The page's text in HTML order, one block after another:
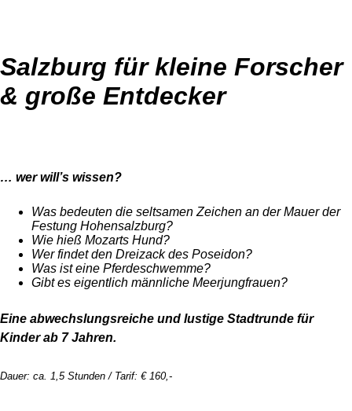
Salzburg für kleine Forscher
& große Entdecker
… wer will’s wissen?
Was bedeuten die seltsamen Zeichen an der Mauer der
Festung Hohensalzburg?
Wie hieß Mozarts Hund?
Wer findet den Dreizack des Poseidon?
Was ist eine Pferdeschwemme?
Gibt es eigentlich männliche Meerjungfrauen?
Eine abwechslungsreiche und lustige Stadtrunde für
Kinder ab 7 Jahren.
Dauer: ca. 1,5 Stunden / Tarif: € 160,-